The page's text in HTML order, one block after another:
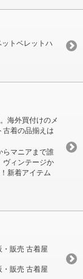
ットベレットハ
海外買付けのメ
古着の品揃えは
らマニアまで誰
ヴィンテージか
新着アイテム
販売 古着屋
販売 古着屋